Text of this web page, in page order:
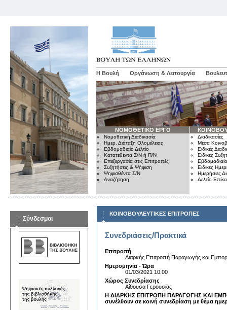
Η Βουλή Οργάνωση & Λειτουργία
ΝΟΜΟΘΕΤΙΚΟ ΕΡΓΟ
Νομοθετική Διαδικασία
Ημερ. Διάταξη Ολομέλειας
Εβδομαδιαίο Δελτίο
Κατατεθέντα Σ/Ν ή Π/Ν
Επεξεργασία στις Επιτροπές
Συζητήσεις & Ψήφιση
Ψηφισθέντα Σ/Ν
Αναζήτηση
Διαδικασίες
Μέσα
Ειδικές
Ειδικές
Εβδομαδιαίο
Ειδικές
Ημερήσιες
Δελτίο
Σύνδεσμοι
ΚΟΙΝΟΒΟΥΛΕΥΤΙΚΕΣ ΕΠΙΤΡΟΠΕΣ
Συνεδριάσεις/Πρακτικά
Επιτροπή
Διαρκής Επιτροπή Παραγωγής και
Ημερομηνία - Ώρα
01/03/2021 10:00
Χώρος Συνεδρίασης
Αίθουσα Γερουσίας
Η ΔΙΑΡΚΗΣ ΕΠΙΤΡΟΠΗ ΠΑΡΑΓΩΓΗΣ ΚΑΙ
συνέλθουν σε κοινή συνεδρίαση με θέμα